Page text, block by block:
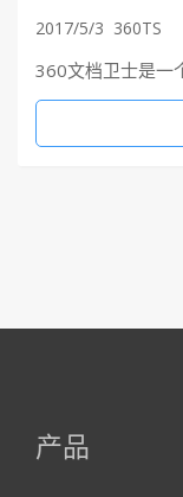
2017/5/3 360TS
360文档卫士是一
产品